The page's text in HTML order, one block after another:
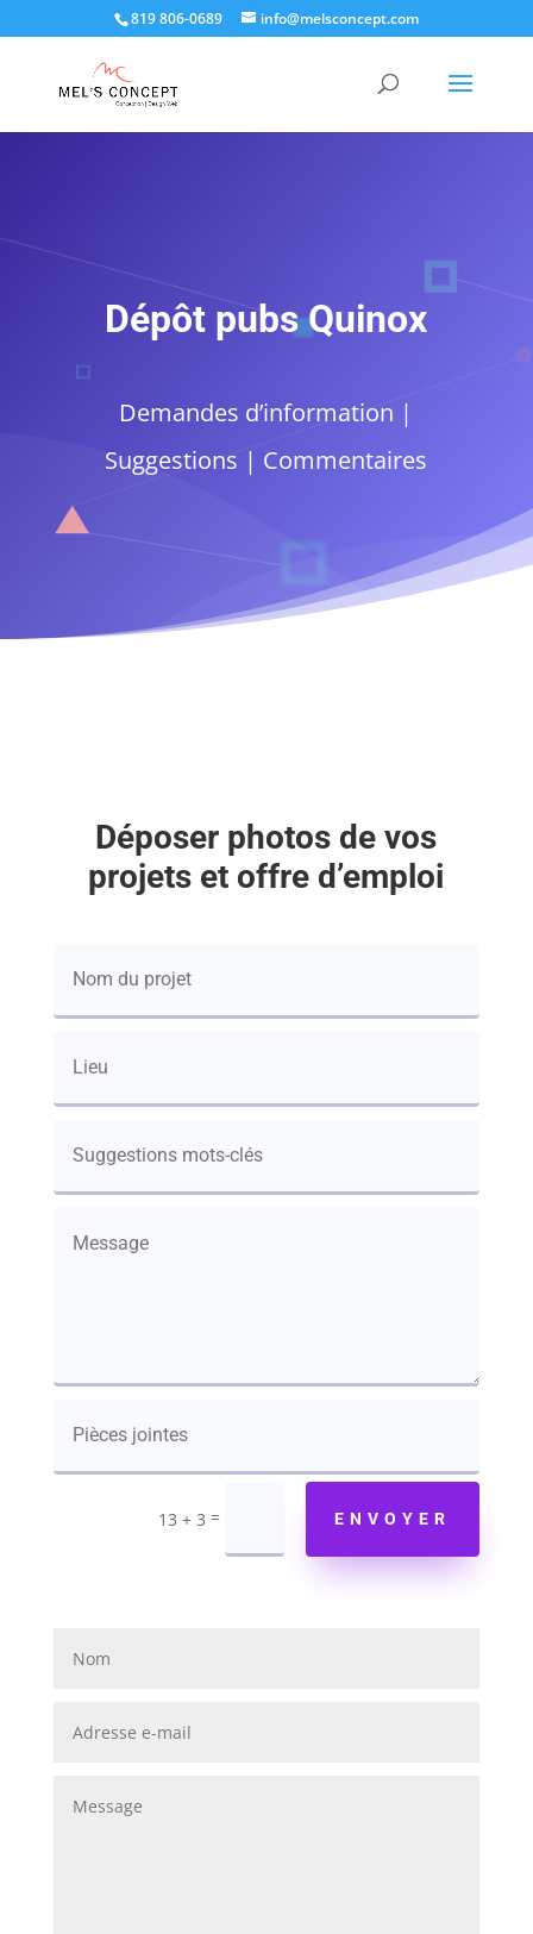
819 806-0689 info@melsconcept.com
Dépôt pubs Quinox
Demandes d’information |
Suggestions | Commentaires
Déposer photos de vos
projets et offre d’emploi
13 + 3 = ENVOYER